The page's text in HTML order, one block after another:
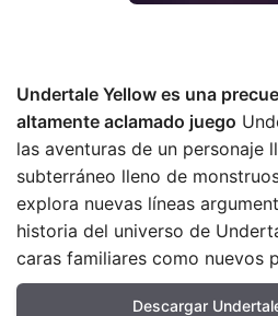
Undertale Yellow es una
altamente aclamado juego
las aventuras de un personaje
subterráneo lleno de
explora nuevas líneas
historia del universo de
caras familiares como nuevos
Descargar